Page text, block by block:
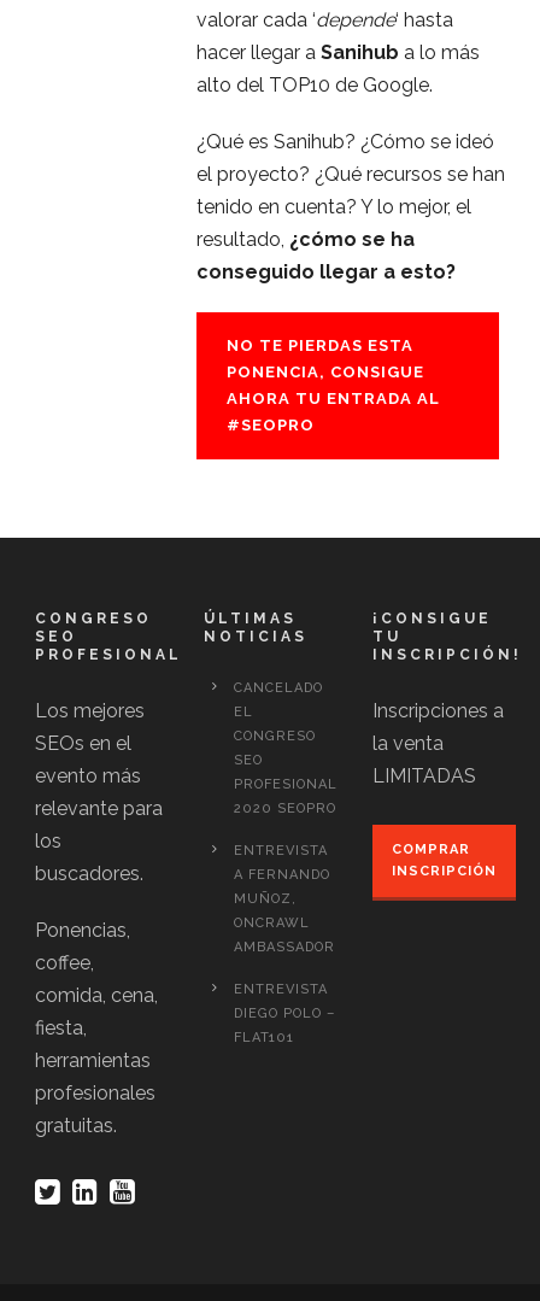
valorar cada ‘depende‘ hasta
hacer llegar a Sanihub a lo más
alto del TOP10 de Google.
¿Qué es Sanihub? ¿Cómo se ideó
el proyecto? ¿Qué recursos se han
tenido en cuenta? Y lo mejor, el
resultado, ¿cómo se ha
conseguido llegar a esto?
NO TE PIERDAS ESTA
PONENCIA, CONSIGUE
AHORA TU ENTRADA AL
#SEOPRO
CONGRESO
SEO
PROFESIONAL
Los mejores
SEOs en el
evento más
relevante para
los
buscadores.
Ponencias,
coffee,
comida, cena,
fiesta,
herramientas
profesionales
gratuitas.
ÚLTIMAS
NOTICIAS
CANCELADO
EL
CONGRESO
SEO
PROFESIONAL
2020 SEOPRO
ENTREVISTA
A FERNANDO
MUÑOZ,
ONCRAWL
AMBASSADOR
ENTREVISTA
DIEGO POLO –
FLAT101
¡CONSIGUE
TU
INSCRIPCIÓN!
Inscripciones a
la venta
LIMITADAS
COMPRAR
INSCRIPCIÓN